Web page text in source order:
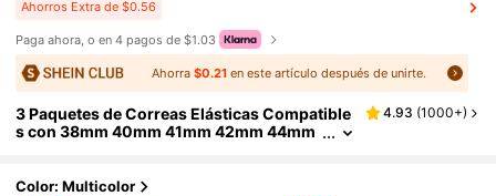
Ahorros Extra de $0.56
Paga ahora, o en 4 pagos de $1.03
Ahorra $0.21en este artículo después de unirte.
3 Paquetes de Correas Elásticas Compatible
s con 38mm 40mm 41mm 42mm 44mm
irable Ajustable Adecuada para Series Ultra/
4.93 (1000+)
Color: Multicolor